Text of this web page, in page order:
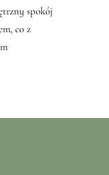
spokój
co z